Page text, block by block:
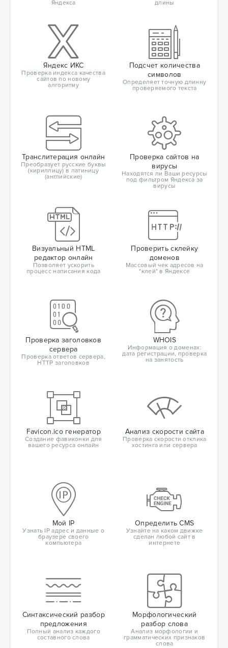
Яндекса
длины
Яндекс ИКС
Проверка индекса качества
сайтов по новому
алгоритму
Подсчет количества
символов
Определяет точную длинну
проверяемого текста
Транслитерация онлайн
Преобразует русские буквы
(кириллицу) в латиницу
(английские)
Проверка сайтов на
вирусы
Находятся ли Ваши ресурсы
под фильтром Яндекса за
вирусы
Визуальный HTML
редактор онлайн
Позволяет ускорить
процесс написания кода
Проверить склейку
доменов
Массовый чек адресов на
"клей" в Яндексе
Проверка заголовков
сервера
Проверка ответов сервера,
HTTP заголовков
WHOIS
Информация о доменах:
дата регистрации, проверка
на занятость
Favicon.ico генератор
Создание фавиконки для
вашего ресурса онлайн
Анализ скорости сайта
Проверка скорости отклика
хостинга или сервера
Мой IP
Узнать IP адрес и данные о
браузере своего
компьютера
Определить CMS
Узнайте на каком движке
сделан любой сайт в
интернете
Синтаксический разбор
предложения
Полный анализ каждого
составного слова
Морфологический
разбор слова
Анализ морфологии и
грамматических признаков
слова